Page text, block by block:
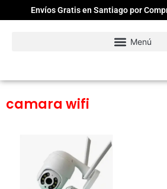
Envíos Gratis en Santiago por
camara wifi